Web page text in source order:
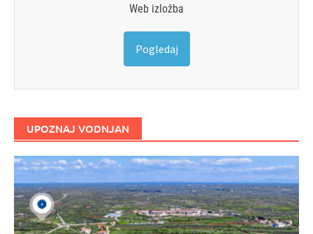
Web izložba
Pogledaj
UPOZNAJ VODNJAN